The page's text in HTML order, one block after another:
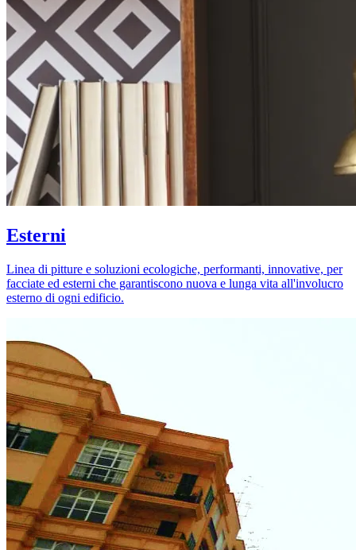
Esterni
Linea di pitture e soluzioni ecologiche, performanti, innovative, per
facciate ed esterni che garantiscono nuova e lunga vita all'involucro
esterno di ogni edificio.